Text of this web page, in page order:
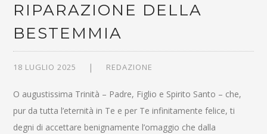
RIPARAZIONE DELLA
BESTEMMIA
18 LUGLIO 2025 REDAZIONE
O augustissima Trinità – Padre, Figlio e Spirito Santo – che,
pur da tutta l’eternità in Te e per Te infinitamente felice, ti
degni di accettare benignamente l’omaggio che dalla